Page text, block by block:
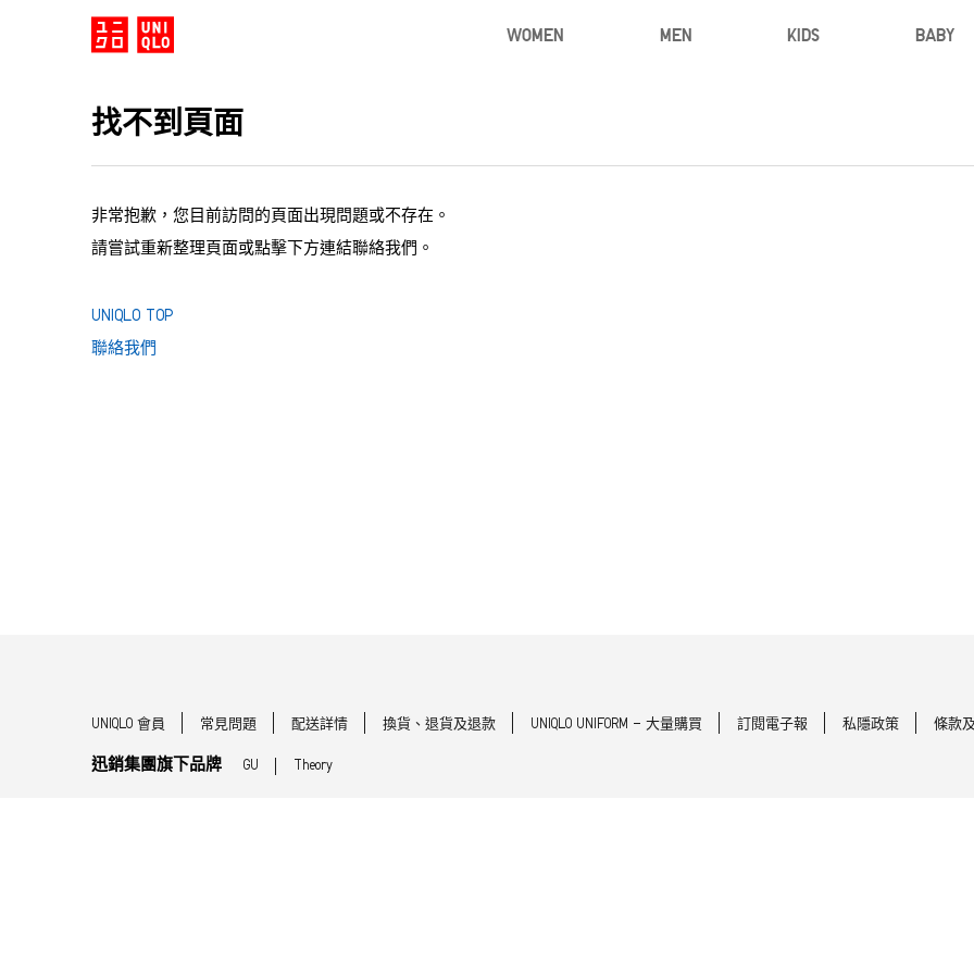
WOMEN MEN KIDS BABY
找不到頁面
非常抱歉，您目前訪問的頁面出現問題或不存在。
請嘗試重新整理頁面或點擊下方連結聯絡我們。
UNIQLO TOP
聯絡我們
UNIQLO 會員 常見問題 配送詳情 換貨、退貨及退款 UNIQLO UNIFORM - 大量購買 訂閱電子報 私隱政策 條款
迅銷集團旗下品牌 GU Theory